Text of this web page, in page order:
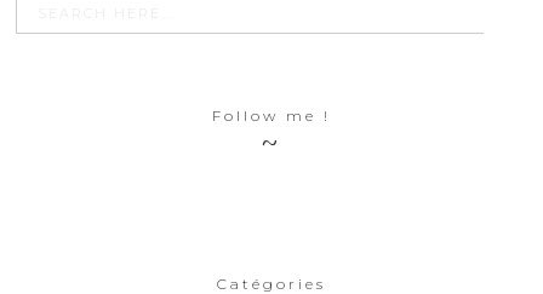
Follow me !
Catégories